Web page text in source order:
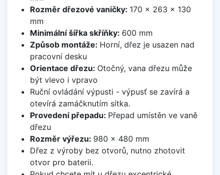
Rozměr dřezové vaničky: 170 x 263 x 130
mm
Minimální šířka skříňky: 600 mm
Způsob montáže: Horní, dřez je usazen nad
pracovní desku
Orientace dřezu: Otočný, vana dřezu může
být vlevo i vpravo
Ruční ovládání výpusti - výpusť se zavírá a
otevírá zamáčknutím sítka.
Provedení přepadu: Přepad umístěn ve vaně
dřezu
Rozměr výřezu: 980 x 480 mm
Dřez z výroby bez otvorů, nutno zhotovit
otvor pro baterii.